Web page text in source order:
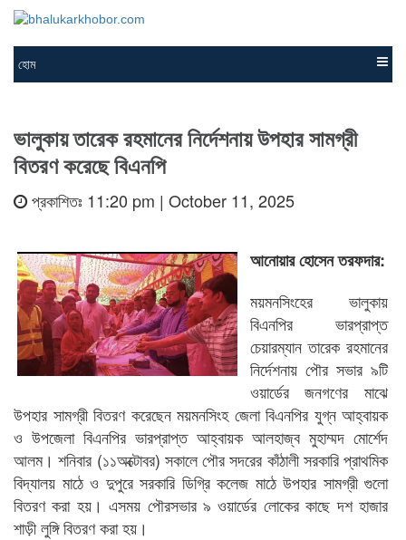
হোম
ভালুকায় তারেক রহমানের নির্দেশনায় উপহার সামগ্রী
বিতরণ করেছে বিএনপি
প্রকাশিতঃ 11:20 pm | October 11, 2025
আনোয়ার হোসেন তরফদার:
ময়মনসিংহের ভালুকায়
বিএনপির ভারপ্রাপ্ত
চেয়ারম্যান তারেক রহমানের
নির্দেশনায় পৌর সভার ৯টি
ওয়ার্ডের জনগণের মাঝে
উপহার সামগ্রী বিতরণ করেছেন ময়মনসিংহ জেলা বিএনপির যুগ্ন আহ্বায়ক
ও উপজেলা বিএনপির ভারপ্রাপ্ত আহ্বায়ক আলহাজ্ব মুহাম্মদ মোর্শেদ
আলম। শনিবার (১১অক্টোবর) সকালে পৌর সদরের কাঁঠালী সরকারি প্রাথমিক
বিদ্যালয় মাঠে ও দুপুরে সরকারি ডিগ্রি কলেজ মাঠে উপহার সামগ্রী গুলো
বিতরণ করা হয়। এসময় পৌরসভার ৯ ওয়ার্ডের লোকের কাছে দশ হাজার
শাড়ী লুঙ্গি বিতরণ করা হয়।